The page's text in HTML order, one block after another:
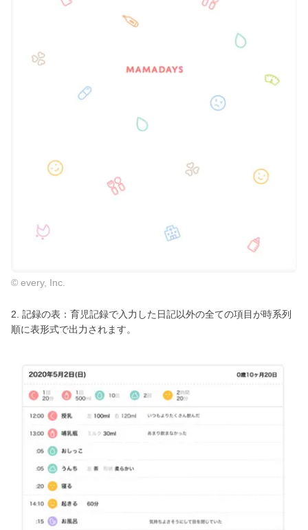
© every, Inc.
2. 記録の表：育児記録で入力した日記以外の全ての項目が時系列
順に表形式で出力されます。